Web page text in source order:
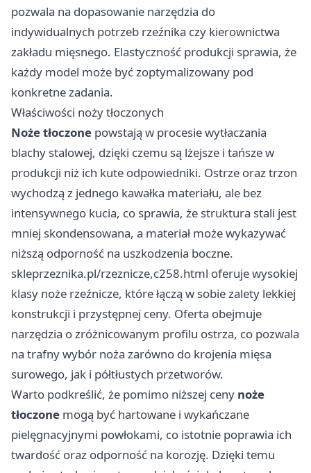
pozwala na dopasowanie narzędzia do
indywidualnych potrzeb rzeźnika czy kierownictwa
zakładu mięsnego. Elastyczność produkcji sprawia, że
każdy model może być zoptymalizowany pod
konkretne zadania.
Właściwości noży tłoczonych
Noże tłoczone powstają w procesie wytłaczania
blachy stalowej, dzięki czemu są lżejsze i tańsze w
produkcji niż ich kute odpowiedniki. Ostrze oraz trzon
wychodzą z jednego kawałka materiału, ale bez
intensywnego kucia, co sprawia, że struktura stali jest
mniej skondensowana, a materiał może wykazywać
niższą odporność na uszkodzenia boczne.
skleprzeznika.pl/rzeznicze,c258.html oferuje wysokiej
klasy noże rzeźnicze, które łączą w sobie zalety lekkiej
konstrukcji i przystępnej ceny. Oferta obejmuje
narzędzia o zróżnicowanym profilu ostrza, co pozwala
na trafny wybór noża zarówno do krojenia mięsa
surowego, jak i półtłustych przetworów.
Warto podkreślić, że pomimo niższej ceny noże
tłoczone mogą być hartowane i wykańczane
pielęgnacyjnymi powłokami, co istotnie poprawia ich
twardość oraz odporność na korozję. Dzięki temu